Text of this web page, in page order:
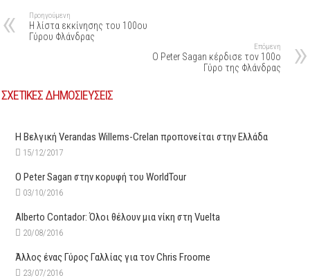
Προηγούμενη
H λίστα εκκίνησης του 100ου
Γύρου Φλάνδρας
Επόμενη
O Peter Sagan κέρδισε τον 100ο
Γύρο της Φλάνδρας
ΣΧΕΤΙΚΕΣ ΔΗΜΟΣΙΕΥΣΕΙΣ
Η Βελγική Verandas Willems-Crelan προπονείται στην Ελλάδα
15/12/2017
Ο Peter Sagan στην κορυφή του WorldTour
03/10/2016
Alberto Contador: Όλοι θέλουν μια νίκη στη Vuelta
20/08/2016
Άλλος ένας Γύρος Γαλλίας για τον Chris Froome
23/07/2016